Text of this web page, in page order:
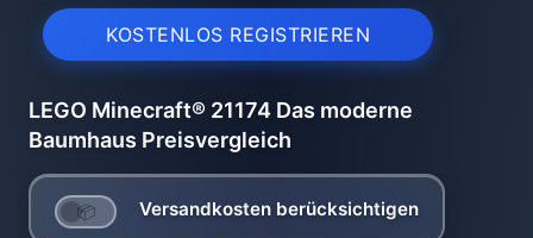
KOSTENLOS REGISTRIEREN
LEGO Minecraft® 21174 Das moderne
Baumhaus Preisvergleich
Versandkosten berücksichtigen